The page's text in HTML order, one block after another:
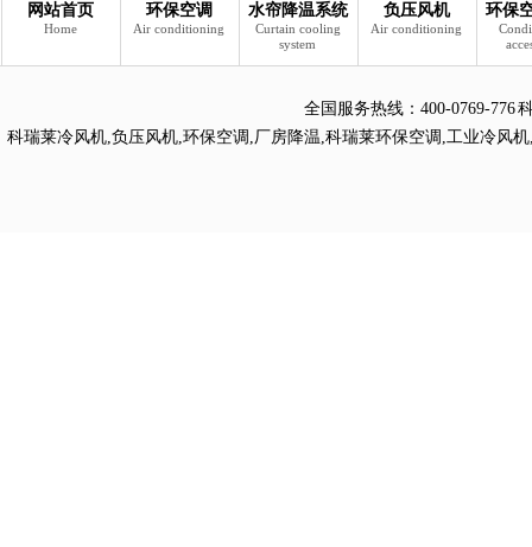
网站首页
Home
环保空调
Air conditioning
水帘降温系统
Curtain cooling
system
负压风机
Air conditioning
环保
全国服务热线： 400-0769-776
科瑞莱冷风机,负压风机,环保空调 ,厂房降温,科瑞莱环保空调 ,工业冷风机